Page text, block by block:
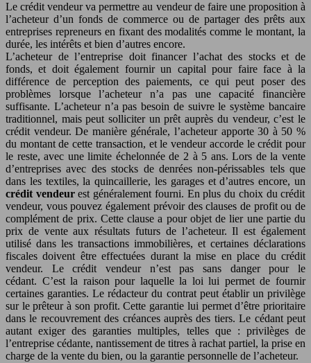
Le crédit vendeur va permettre au vendeur de faire une proposition à
l’acheteur d’un fonds de commerce ou de partager des prêts aux
entreprises repreneurs en fixant des modalités comme le montant, la
durée, les intérêts et bien d’autres encore.
L’acheteur de l’entreprise doit financer l’achat des stocks et de
fonds, et doit également fournir un capital pour faire face à la
différence de perception des paiements, ce qui peut poser des
problèmes lorsque l’acheteur n’a pas une capacité financière
suffisante. L’acheteur n’a pas besoin de suivre le système bancaire
traditionnel, mais peut solliciter un prêt auprès du vendeur, c’est le
crédit vendeur. De manière générale, l’acheteur apporte 30 à 50 %
du montant de cette transaction, et le vendeur accorde le crédit pour
le reste, avec une limite échelonnée de 2 à 5 ans. Lors de la vente
d’entreprises avec des stocks de denrées non-périssables tels que
dans les textiles, la quincaillerie, les garages et d’autres encore, un
crédit vendeurest généralement fourni. En plus du choix du crédit
vendeur, vous pouvez également prévoir des clauses de profit ou de
complément de prix. Cette clause a pour objet de lier une partie du
prix de vente aux résultats futurs de l’acheteur. Il est également
utilisé dans les transactions immobilières, et certaines déclarations
fiscales doivent être effectuées durant la mise en place du crédit
vendeur. Le crédit vendeur n’est pas sans danger pour le
cédant. C’est la raison pour laquelle la loi lui permet de fournir
certaines garanties. Le rédacteur du contrat peut établir un privilège
sur le prêteur à son profit. Cette garantie lui permet d’être prioritaire
dans le recouvrement des créances auprès des tiers. Le cédant peut
autant exiger des garanties multiples, telles que : privilèges de
l’entreprise cédante, nantissement de titres à rachat partiel, la prise en
charge de la vente du bien, ou la garantie personnelle de l’acheteur.